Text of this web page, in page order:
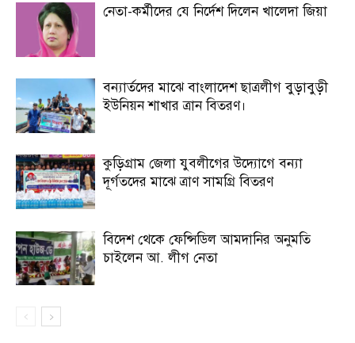
নেতা-কর্মীদের যে নির্দেশ দিলেন খালেদা জিয়া
বন্যার্তদের মাঝে বাংলাদেশ ছাত্রলীগ বুড়াবুড়ী
ইউনিয়ন শাখার ত্রান বিতরণ।
কুড়িগ্রাম জেলা যুবলীগের উদ্যোগে বন্যা
দূর্গতদের মাঝে ত্রাণ সামগ্রি বিতরণ
বিদেশ থেকে ফেন্সিডিল আমদানির অনুমতি
চাইলেন আ. লীগ নেতা